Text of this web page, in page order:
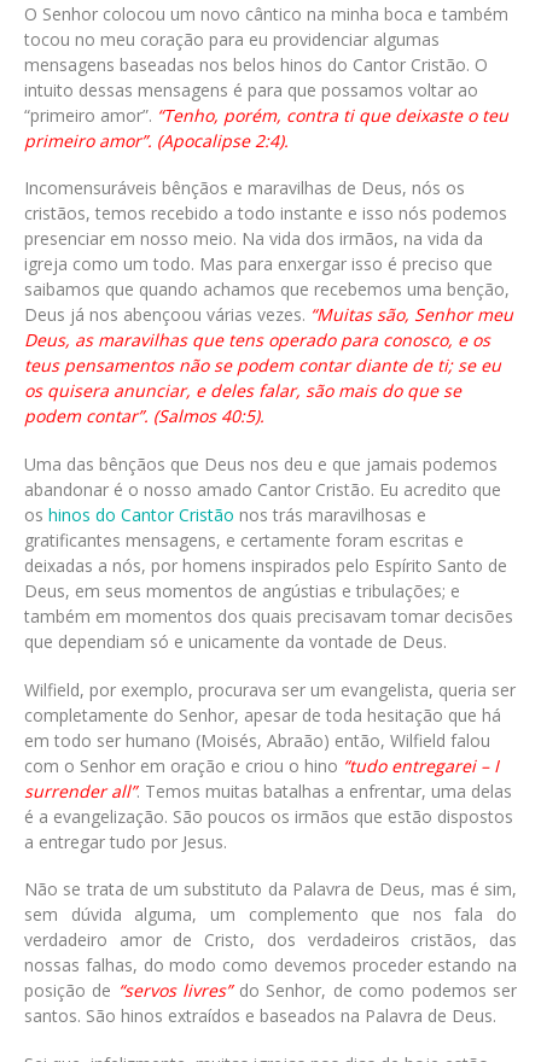
O Senhor colocou um novo cântico na minha boca e também
tocou no meu coração para eu providenciar algumas
mensagens baseadas nos belos hinos do Cantor Cristão. O
intuito dessas mensagens é para que possamos voltar ao
“primeiro amor”. “Tenho, porém, contra ti que deixaste o teu
primeiro amor”. (Apocalipse 2:4).
Incomensuráveis bênçãos e maravilhas de Deus, nós os
cristãos, temos recebido a todo instante e isso nós podemos
presenciar em nosso meio. Na vida dos irmãos, na vida da
igreja como um todo. Mas para enxergar isso é preciso que
saibamos que quando achamos que recebemos uma benção,
Deus já nos abençoou várias vezes. “Muitas são, Senhor meu
Deus, as maravilhas que tens operado para conosco, e os
teus pensamentos não se podem contar diante de ti; se eu
os quisera anunciar, e deles falar, são mais do que se
podem contar”. (Salmos 40:5).
Uma das bênçãos que Deus nos deu e que jamais podemos
abandonar é o nosso amado Cantor Cristão. Eu acredito que
os hinos do Cantor Cristão nos trás maravilhosas e
gratificantes mensagens, e certamente foram escritas e
deixadas a nós, por homens inspirados pelo Espírito Santo de
Deus, em seus momentos de angústias e tribulações; e
também em momentos dos quais precisavam tomar decisões
que dependiam só e unicamente da vontade de Deus.
Wilfield, por exemplo, procurava ser um evangelista, queria ser
completamente do Senhor, apesar de toda hesitação que há
em todo ser humano (Moisés, Abraão) então, Wilfield falou
com o Senhor em oração e criou o hino “tudo entregarei – I
surrender all”. Temos muitas batalhas a enfrentar, uma delas
é a evangelização. São poucos os irmãos que estão dispostos
a entregar tudo por Jesus.
Não se trata de um substituto da Palavra de Deus, mas é sim,
sem dúvida alguma, um complemento que nos fala do
verdadeiro amor de Cristo, dos verdadeiros cristãos, das
nossas falhas, do modo como devemos proceder estando na
posição de “servos livres”do Senhor, de como podemos ser
santos. São hinos extraídos e baseados na Palavra de Deus.